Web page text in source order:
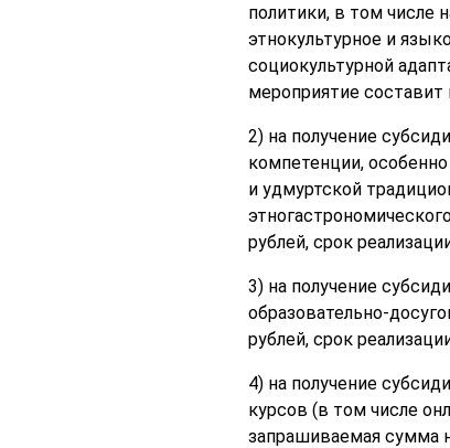
политики, в том
этнокультурное и
социокультурной
мероприятие составит
2) на получение
компетенции,
и удмуртской
рублей, срок
3) на получение
образовательно-
рублей, срок
4) на получение
курсов (в том числе
запрашиваемая сумма